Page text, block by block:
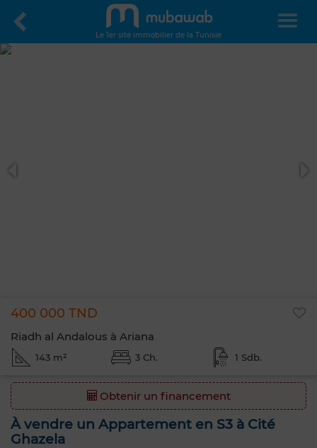
Le 1er site immobilier de la Tunisie
400 000 TND
Riadh al Andalous à Ariana
143 m² 3 Ch. 1 Sdb.
Obtenir un financement
À vendre un Appartement en S3 à Cité
Ghazela